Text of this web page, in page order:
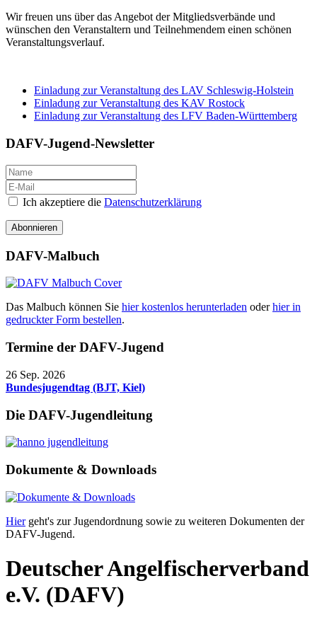
Wir freuen uns über das Angebot der Mitgliedsverbände und
wünschen den Veranstaltern und Teilnehmendem einen schönen
Veranstaltungsverlauf.
Einladung zur Veranstaltung des LAV Schleswig-Holstein
Einladung zur Veranstaltung des KAV Rostock
Einladung zur Veranstaltung des LFV Baden-Württemberg
DAFV-Jugend-Newsletter
Ich akzeptiere die Datenschutzerklärung
Abonnieren
DAFV-Malbuch
Das Malbuch können Sie hier kostenlos herunterladen oderhier in
gedruckter Form bestellen.
Termine der DAFV-Jugend
26 Sep. 2026
Bundesjugendtag (BJT, Kiel)
Die DAFV-Jugendleitung
Dokumente & Downloads
Hiergeht's zur Jugendordnung sowie zu weiteren Dokumenten der
DAFV-Jugend.
Deutscher Angelfischerverband
e.V. (DAFV)